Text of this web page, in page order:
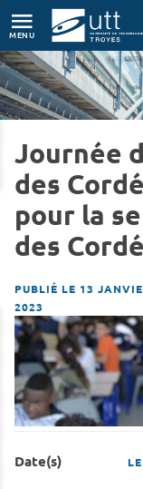
MENU
Accueil L'UTT
Journée
des
pour la
des
PUBLIÉ LE 13
2023
Date(s) LE